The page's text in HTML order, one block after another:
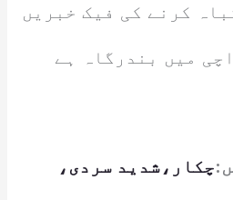
کرنے کی فیک خبریں
میں بندرگاہ ہے
چکار،شدید سردی،